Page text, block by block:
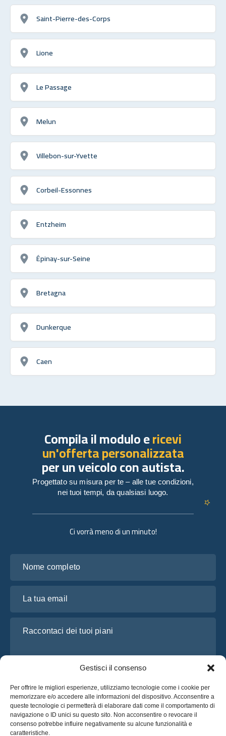
Gestisci il consenso
Per offrire le migliori esperienze, utilizziamo tecnologie come i cookie per
memorizzare e/o accedere alle informazioni del dispositivo. Acconsentire a
queste tecnologie ci permetterà di elaborare dati come il comportamento di
navigazione o ID unici su questo sito. Non acconsentire o revocare il
consenso potrebbe influire negativamente su alcune funzionalità e
caratteristiche.
Saint-Pierre-des-Corps
Lione
Le Passage
Melun
Villebon-sur-Yvette
Corbeil-Essonnes
Entzheim
Épinay-sur-Seine
Bretagna
Dunkerque
Caen
Ci vorrà meno di un minuto!
Ho letto e accetto l’Informativa sulla privacydi OsaBus
Compila il modulo ericevi
un'offerta personalizzata
per un veicolo con autista.
Progettato su misura per te – alle tue condizioni,
nei tuoi tempi, da qualsiasi luogo.